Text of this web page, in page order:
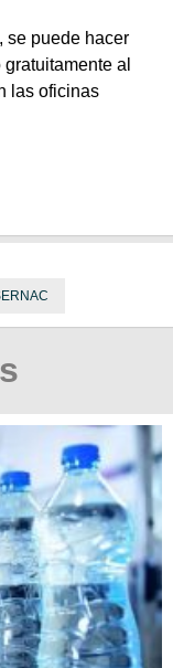
se puede hacer
al
las oficinas